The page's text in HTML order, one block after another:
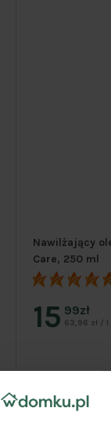
Nawilżający
Care, 250 ml
15 99zł
63,96 zł / l